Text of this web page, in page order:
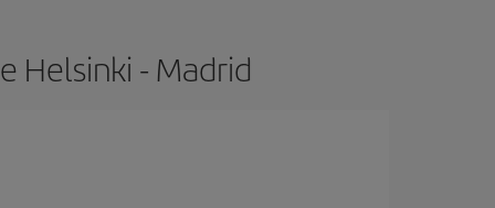
Helsinki - Madrid